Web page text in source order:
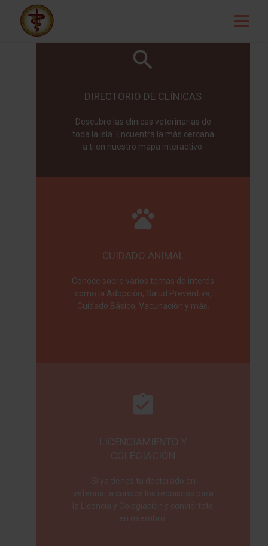
DIRECTORIO DE CLÍNICAS
Descubre las clínicas veterinarias de
toda la isla. Encuentra la más cercana
a ti en nuestro mapa interactivo.
CUIDADO ANIMAL
Conoce sobre varios temas de interés
como la Adopción, Salud Preventiva,
Cuidado Básico, Vacunación y más.
LICENCIAMIENTO Y
COLEGIACIÓN
Si ya tienes tu doctorado en
veterinaria conoce los requisitos para
la Licencia y Colegiación y conviértete
en miembro.